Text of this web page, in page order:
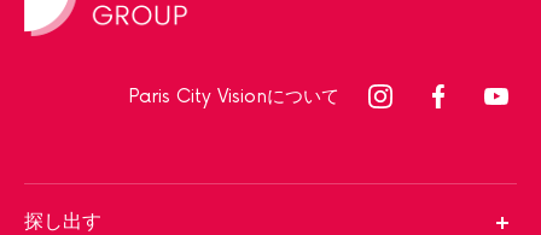
Paris City Visionについて
探し出す